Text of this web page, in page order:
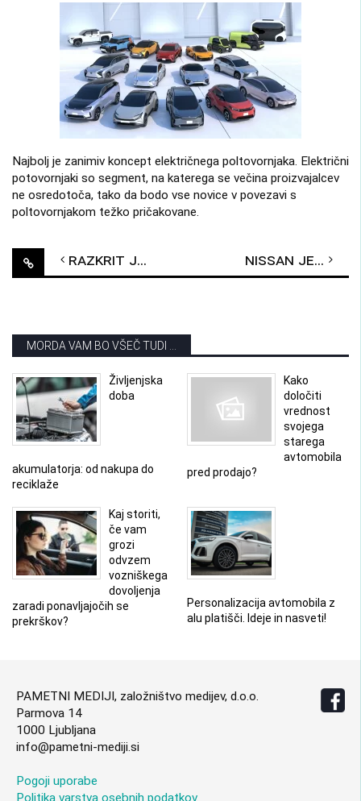
Najbolj je zanimiv koncept električnega poltovornjaka. Električni
potovornjaki so segment, na katerega se večina proizvajalcev
ne osredotoča, tako da bodo vse novice v povezavi s
poltovornjakom težko pričakovane.
Post
navigation
Razkrit je novi Mini Nissan je razkril Plan 2030
MORDA VAM BO VŠEČ TUDI ...
Življenjska
doba
akumulatorja: od nakupa do
reciklaže
Kako
določiti
vrednost
svojega
starega
avtomobila
pred prodajo?
Kaj storiti,
če vam
grozi
odvzem
vozniškega
dovoljenja
zaradi ponavljajočih se
prekrškov?
Personalizacija avtomobila z
alu platišči. Ideje in nasveti!
PAMETNI MEDIJI, založništvo medijev, d.o.o.
Parmova 14
1000 Ljubljana
info@pametni-mediji.si
Pogoji uporabe
Politika varstva osebnih podatkov